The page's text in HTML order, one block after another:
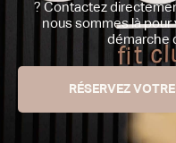
? Contactez
nous sommes là
démarche
RÉSERVEZ